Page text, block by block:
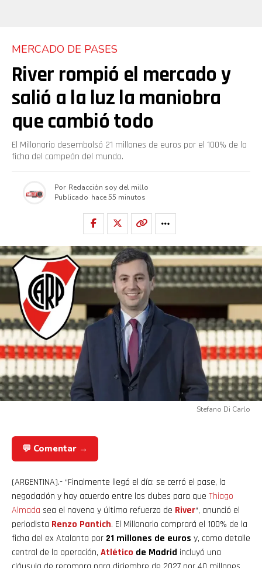
MERCADO DE PASES
River rompió el mercado y
salió a la luz la maniobra
que cambió todo
El Millonario desembolsó 21 millones de euros por el 100% de la
ficha del campeón del mundo.
Por Redacción soy del millo
Publicado hace 55 minutos
Stefano Di Carlo
💬 Comentar →
(ARGENTINA).- “Finalmente llegó el día: se cerró el pase, la
negociación y hay acuerdo entre los clubes para que Thiago
Almada sea el noveno y último refuerzo de River“, anunció el
periodista Renzo Pantich. El Millonario comprará el 100% de la
ficha del ex Atalanta por 21 millones de euros y, como detalle
central de la operación, Atlético de Madrid incluyó una
Flipboard
Reddit
Whatsapp
Email